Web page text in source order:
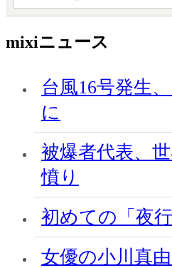
mixiニュース
台風16号発生
に
被爆者代表、
憤り
初めての「夜
女優の小川真